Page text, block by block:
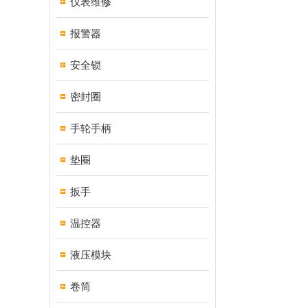
报警器
安全锁
密封圈
手轮手柄
垫圈
扳手
温控器
液压模块
卷筒